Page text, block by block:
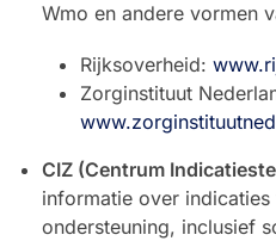
Wmo en andere vormen
Rijksoverheid:
Zorginstituut
CIZ (Centrum
informatie over
ondersteuning, inclusief